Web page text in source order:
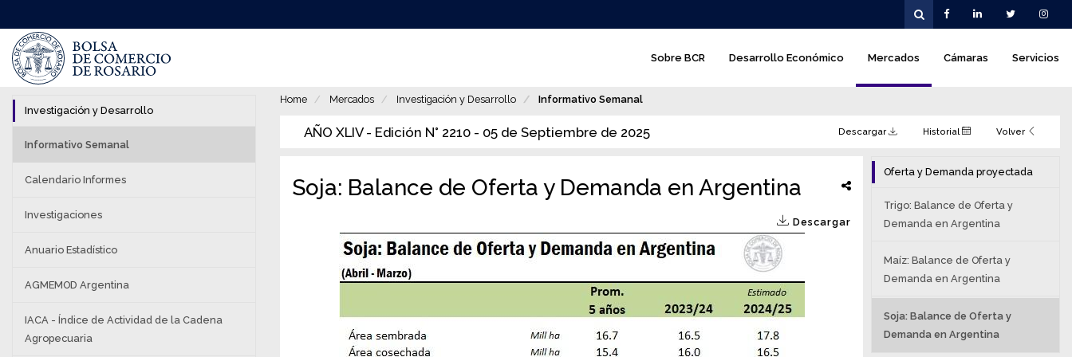
al
contenido
principal
v
g
a
c
i
ó
n
Sobre BCR Desarrollo Económico Mercados Cámaras Servicios
Home Mercados Investigación y Desarrollo Informativo Semanal
AÑO XLIV - Edición N° 2210 - 05 de Septiembre de 2025 Descargar Historial Volver
Soja: Balance de Oferta y Demanda en Argentina
Descargar
Oferta y Demanda proyectada
Trigo: Balance de Oferta y
Demanda en Argentina
Maíz: Balance de Oferta y
Demanda en Argentina
Soja: Balance de Oferta y
Demanda en Argentina
Investigación y Desarrollo
Informativo Semanal
Calendario Informes
Investigaciones
Anuario Estadístico
AGMEMOD Argentina
IACA - Índice de Actividad de la Cadena
Agropecuaria